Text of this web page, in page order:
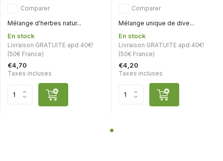
Comparer
Mélange d'herbes natur...
En stock
Livraison GRATUITE apd 40€!
(50€ France)
€4,70
Taxes incluses
Comparer
Mélange unique de dive...
En stock
Livraison GRATUITE apd 40€!
(50€ France)
€4,20
Taxes incluses